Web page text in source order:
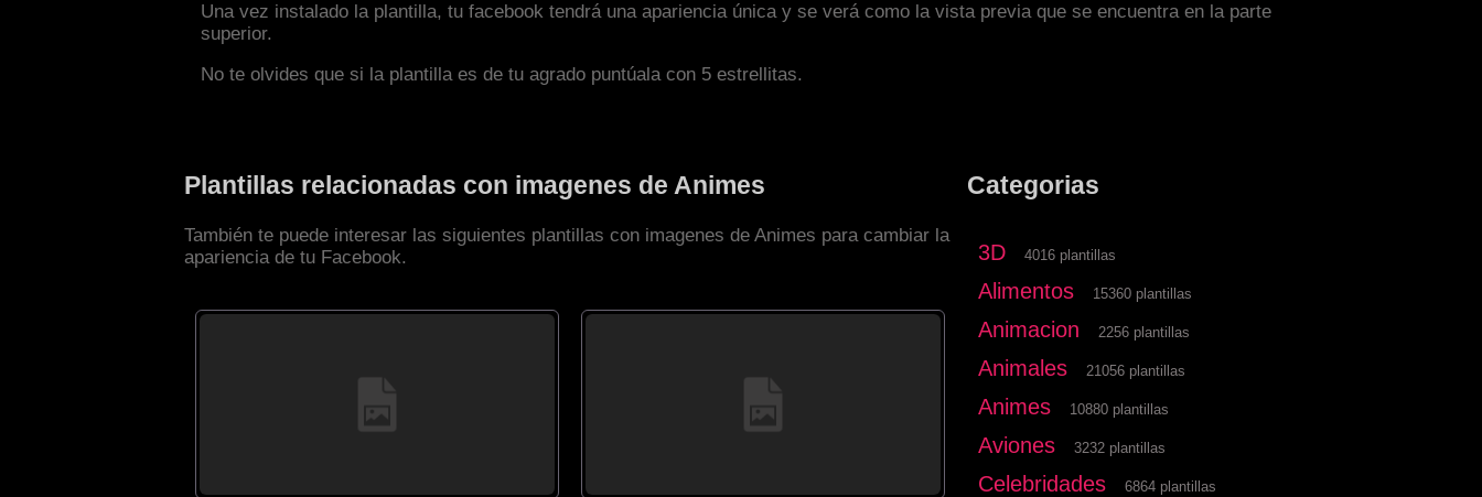
Una vez instalado la plantilla, tu facebook tendrá una apariencia única y se verá como la vista previa que se encuentra en la parte
superior.
No te olvides que si la plantilla es de tu agrado puntúala con 5 estrellitas.
Plantillas relacionadas con imagenes de Animes
También te puede interesar las siguientes plantillas con imagenes de Animes para cambiar la
apariencia de tu Facebook.
Categorias
3D 4016 plantillas
Alimentos 15360 plantillas
Animacion 2256 plantillas
Animales 21056 plantillas
Animes 10880 plantillas
Aviones 3232 plantillas
Celebridades 6864 plantillas